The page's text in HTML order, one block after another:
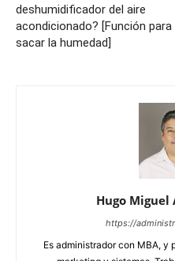
deshumidificador del aire
acondicionado? [Función para
sacar la humedad]
Hugo Miguel
https://
Es administrador con MBA, y